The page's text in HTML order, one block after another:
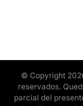
© Copyright
reservados.
parcial del